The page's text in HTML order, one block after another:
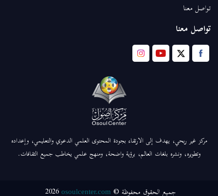
تواصل معنا
تواصل معنا
مركز غير ربحي، يهدف إلى الارتقاء بجودة المحتوى العلمي الدعوي والتعليمي، وإعداده
وتطويره، ونشره بلغات العالم، برؤية واضحة، ومنهج علمي يخاطب جميع الثقافات.
جميع الحقوق محفوظة © osoulcenter.com
2026